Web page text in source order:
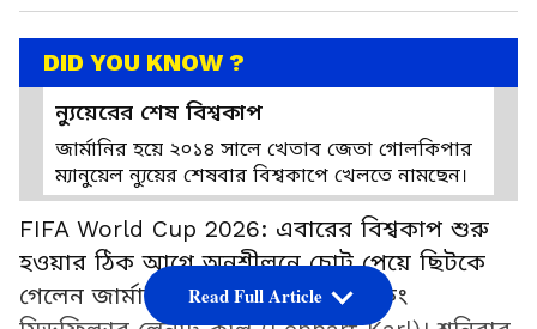
DID YOU KNOW ?
ন্যুয়েরের শেষ বিশ্বকাপ
জার্মানির হয়ে ২০১৪ সালে খেতাব জেতা গোলকিপার
ম্যানুয়েল ন্যুয়ের শেষবার বিশ্বকাপে খেলতে নামছেন।
FIFA World Cup 2026: এবারের বিশ্বকাপ শুরু
হওয়ার ঠিক আগে অনুশীলনে চোট পেয়ে ছিটকে
গেলেন জার্মানির (Germany) অ্যাটাকিং
Read Full Article